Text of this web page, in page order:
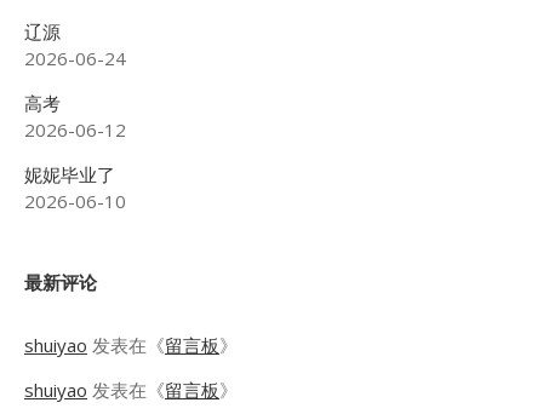
辽源
2026-06-24
高考
2026-06-12
妮妮毕业了
2026-06-10
最新评论
shuiyao 发表在《留言板》
shuiyao 发表在《留言板》